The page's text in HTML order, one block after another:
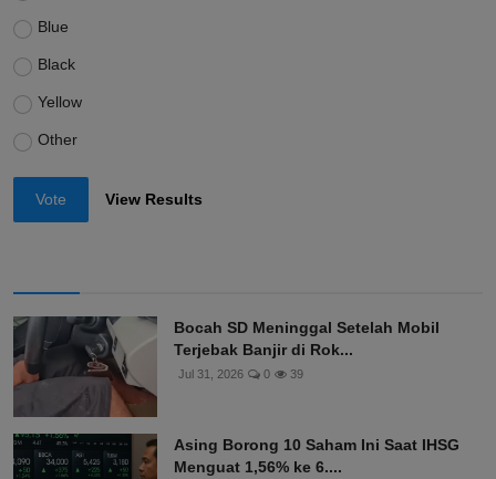
Blue
Black
Yellow
Other
Vote View Results
Bocah SD Meninggal Setelah Mobil
Terjebak Banjir di Rok...
Jul 31, 2026 0 39
Asing Borong 10 Saham Ini Saat IHSG
Menguat 1,56% ke 6....